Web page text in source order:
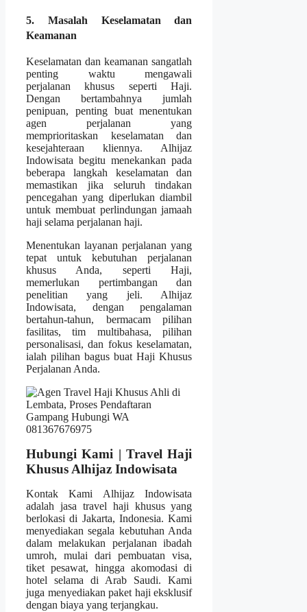
5. Masalah Keselamatan dan
Keamanan
Keselamatan dan keamanan sangatlah
penting waktu mengawali
perjalanan khusus seperti Haji.
Dengan bertambahnya jumlah
penipuan, penting buat menentukan
agen perjalanan yang
memprioritaskan keselamatan dan
kesejahteraan kliennya. Alhijaz
Indowisata begitu menekankan pada
beberapa langkah keselamatan dan
memastikan jika seluruh tindakan
pencegahan yang diperlukan diambil
untuk membuat perlindungan jamaah
haji selama perjalanan haji.
Menentukan layanan perjalanan yang
tepat untuk kebutuhan perjalanan
khusus Anda, seperti Haji,
memerlukan pertimbangan dan
penelitian yang jeli. Alhijaz
Indowisata, dengan pengalaman
bertahun-tahun, bermacam pilihan
fasilitas, tim multibahasa, pilihan
personalisasi, dan fokus keselamatan,
ialah pilihan bagus buat Haji Khusus
Perjalanan Anda.
Hubungi Kami | Travel Haji
Khusus Alhijaz Indowisata
Kontak Kami Alhijaz Indowisata
adalah jasa travel haji khusus yang
berlokasi di Jakarta, Indonesia. Kami
menyediakan segala kebutuhan Anda
dalam melakukan perjalanan ibadah
umroh, mulai dari pembuatan visa,
tiket pesawat, hingga akomodasi di
hotel selama di Arab Saudi. Kami
juga menyediakan paket haji eksklusif
dengan biaya yang terjangkau.